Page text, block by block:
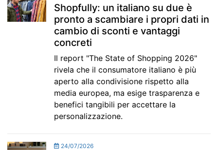
Shopfully: un italiano su due è
pronto a scambiare i propri dati in
cambio di sconti e vantaggi
concreti
Il report "The State of Shopping 2026"
rivela che il consumatore italiano è più
aperto alla condivisione rispetto alla
media europea, ma esige trasparenza e
benefici tangibili per accettare la
personalizzazione.
24/07/2026